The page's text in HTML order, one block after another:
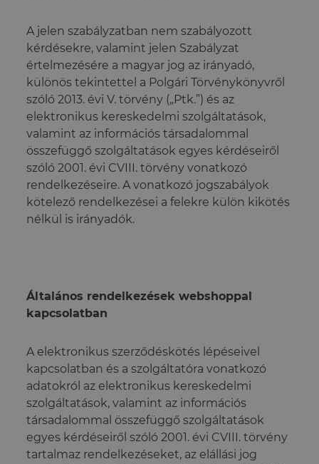
A jelen szabályzatban nem szabályozott
kérdésekre, valamint jelen Szabályzat
értelmezésére a magyar jog az irányadó,
különös tekintettel a Polgári Törvénykönyvről
szóló 2013. évi V. törvény („Ptk.”) és az
elektronikus kereskedelmi szolgáltatások,
valamint az információs társadalommal
összefüggő szolgáltatások egyes kérdéseiről
szóló 2001. évi CVIII. törvény vonatkozó
rendelkezéseire. A vonatkozó jogszabályok
kötelező rendelkezései a felekre külön kikötés
nélkül is irányadók.
Általános rendelkezések webshoppal
kapcsolatban
A elektronikus szerződéskötés lépéseivel
kapcsolatban és a szolgáltatóra vonatkozó
adatokról az elektronikus kereskedelmi
szolgáltatások, valamint az információs
társadalommal összefüggő szolgáltatások
egyes kérdéseiről szóló 2001. évi CVIII. törvény
tartalmaz rendelkezéseket, az elállási jog